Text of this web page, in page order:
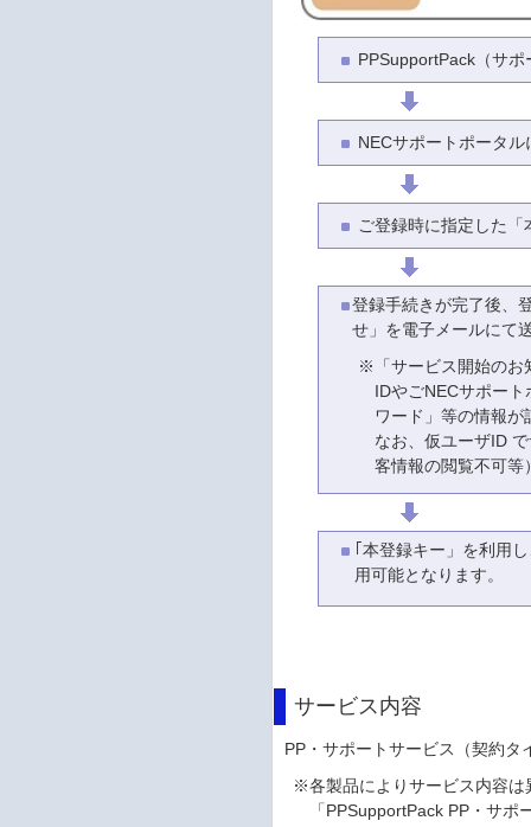
PPSupportPack（サ
NECサポートポータ
ご登録時に指定した
登録手続きが完了後、
せ」を電子メールにて
※
「サービス開始の
IDやごNECサポー
ワード」等の情報
なお、仮ユーザID
客情報の閲覧不可等
｢本登録キー」を利用
用可能となります。
サービス内容
PP・サポートサービス（契約
※各製品によりサービス内容
「PPSupportPack PP・サ